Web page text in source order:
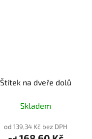
Štítek na dveře dolů
Skladem
od 139,34 Kč bez DPH